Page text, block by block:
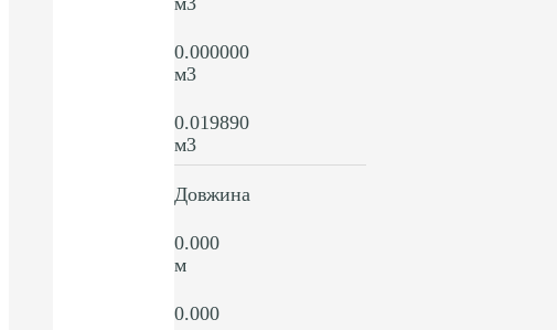
0.000000
м3
0.019890
м3
Довжина
0.000
м
0.000